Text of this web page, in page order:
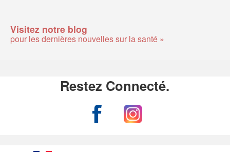
Visitez notre blog
pour les dernières nouvelles sur la santé »
Restez Connecté.